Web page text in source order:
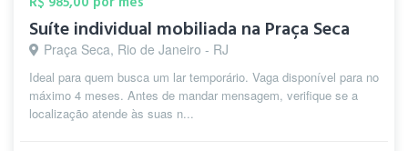
Suíte individual mobiliada na Praça Seca
Praça Seca, Rio de Janeiro - RJ
Ideal para quem busca um lar temporário. Vaga disponível para no
máximo 4 meses. Antes de mandar mensagem, verifique se a
localização atende às suas n...